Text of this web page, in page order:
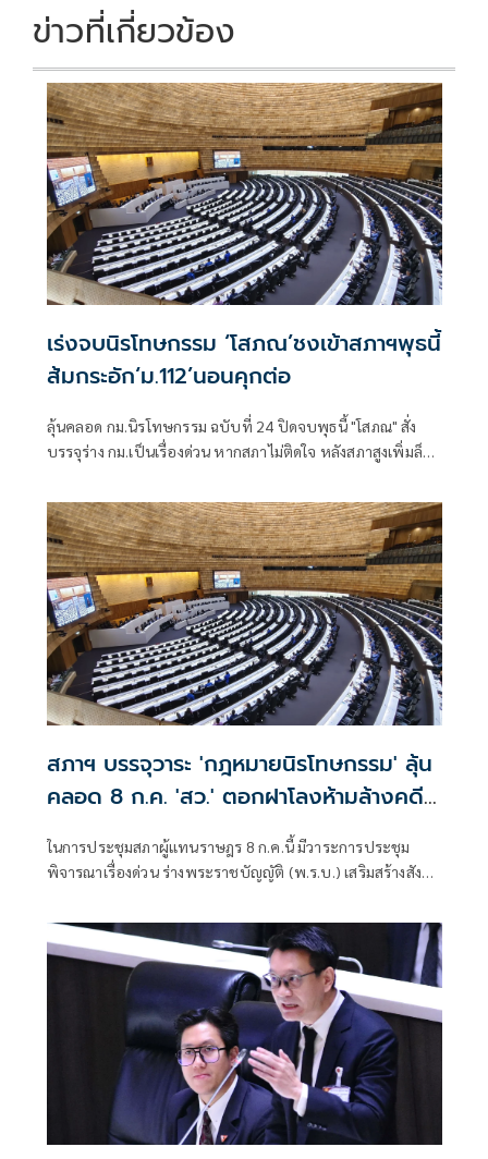
k k
ข่าวที่เกี่ยวข้อง
เร่งจบนิรโทษกรรม ‘โสภณ’ชงเข้าสภาฯพุธนี้
ส้มกระอัก‘ม.112’นอนคุกต่อ
ลุ้นคลอด กม.นิรโทษกรรม ฉบับที่ 24 ปิดจบพุธนี้ "โสภณ" สั่ง
บรรจุร่าง กม.เป็นเรื่องด่วน หากสภาไม่ติดใจ หลังสภาสูงเพิ่มล็อก
รอนำขึ้นทูลเกล้าฯ ถวายทันที สว.แจงกฎหมายประกาศใช้ ยัง
ไม่มีผลทันที ต้องให้กรรมการสันติสุขไฟเขียวรายบุคคล
สภาฯ บรรจุวาระ 'กฎหมายนิรโทษกรรม' ลุ้น
คลอด 8 ก.ค. 'สว.' ตอกฝาโลงห้ามล้างคดี
ในการประชุมสภาผู้แทนราษฎร 8 ก.ค.นี้ มีวาระการประชุม
พิจารณาเรื่องด่วน ร่างพระราชบัญญัติ (พ.ร.บ.) เสริมสร้างสังคม
เข้าสู่วาระการประชุมแล้ว